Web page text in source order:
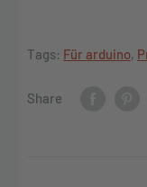
Tags: Für arduino,
Share